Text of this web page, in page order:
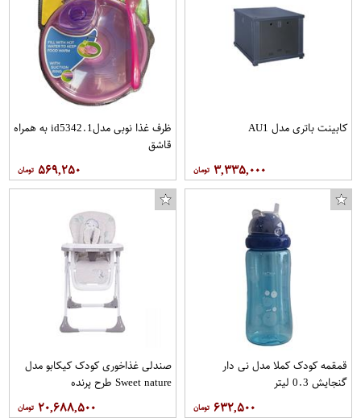
کابینت باتری مدل AU1
۳,۳۳۵,۰۰۰
ظرف غذا نوبی مدلid5342.1 به همراه
قاشق
۵۶۹,۲۵۰
قمقمه کودک کملا مدل نی دار
گنجایش 0.3 لیتر
۶۳۲,۵۰۰
صندلی غذاخوری کودک کیکابو مدل
Sweet nature طرح پرنده
۲۰,۶۸۸,۵۰۰